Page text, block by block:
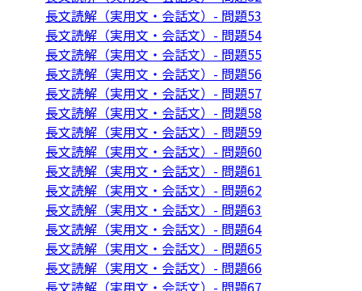
長文読解（実用文・会話文）- 問題53
長文読解（実用文・会話文）- 問題54
長文読解（実用文・会話文）- 問題55
長文読解（実用文・会話文）- 問題56
長文読解（実用文・会話文）- 問題57
長文読解（実用文・会話文）- 問題58
長文読解（実用文・会話文）- 問題59
長文読解（実用文・会話文）- 問題60
長文読解（実用文・会話文）- 問題61
長文読解（実用文・会話文）- 問題62
長文読解（実用文・会話文）- 問題63
長文読解（実用文・会話文）- 問題64
長文読解（実用文・会話文）- 問題65
長文読解（実用文・会話文）- 問題66